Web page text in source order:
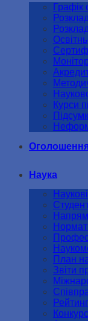
Графік
Курси
Оголошення
Наука
План
Звіти